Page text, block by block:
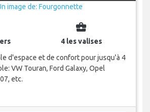
business_center
4 les valises
d'espace et de confort pour jusqu'à 4
VW Touran, Ford Galaxy, Opel
etc.